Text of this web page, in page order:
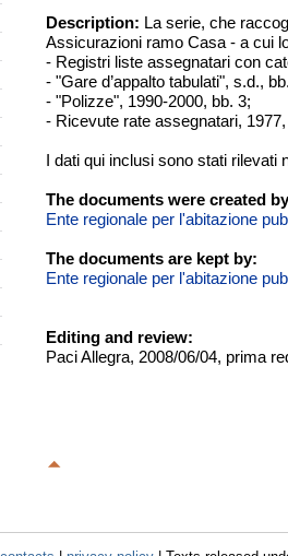
Description: La serie, che
Assicurazioni ramo Casa - a cui
- Registri liste assegnatari con
- "Gare d’appalto tabulati", s.d.,
- "Polizze", 1990-2000, bb. 3;
- Ricevute rate assegnatari, 1977,
I dati qui inclusi sono stati rilevati
The documents were created
Ente regionale per l'abitazione
The documents are kept by:
Ente regionale per l'abitazione
Editing and review:
Paci Allegra, 2008/06/04, prima